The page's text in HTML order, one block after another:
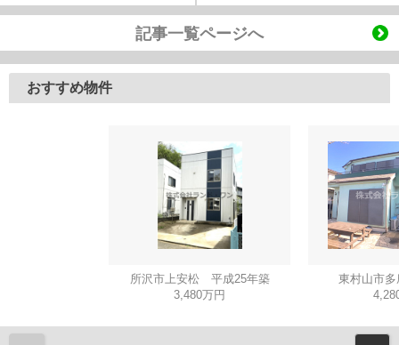
記事一覧ページへ
おすすめ物件
所沢市上安松 平成25年築
3,480万円
東村山市